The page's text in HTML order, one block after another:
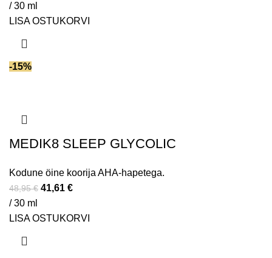
/ 30 ml
LISA OSTUKORVI
-15%
MEDIK8 SLEEP GLYCOLIC
Kodune öine koorija AHA-hapetega.
48,95€ 41,61 €
/ 30 ml
LISA OSTUKORVI